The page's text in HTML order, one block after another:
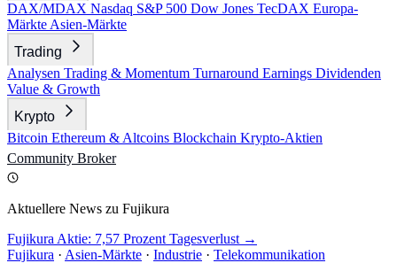
DAX/MDAX Nasdaq S&P 500 Dow Jones TecDAX Europa-
Märkte Asien-Märkte
Trading
Analysen Trading & Momentum Turnaround Earnings Dividenden
Value & Growth
Krypto
Bitcoin Ethereum & Altcoins Blockchain Krypto-Aktien
Community Broker
Aktuellere News zu Fujikura
Fujikura Aktie: 7,57 Prozent Tagesverlust →
Fujikura · Asien-Märkte · Industrie · Telekommunikation